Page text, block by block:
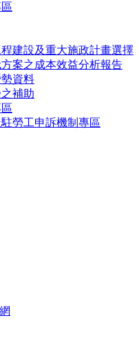
建設及重大施政計畫選擇
案之成本效益分析報告
資料
補助
勞工申訴機制專區